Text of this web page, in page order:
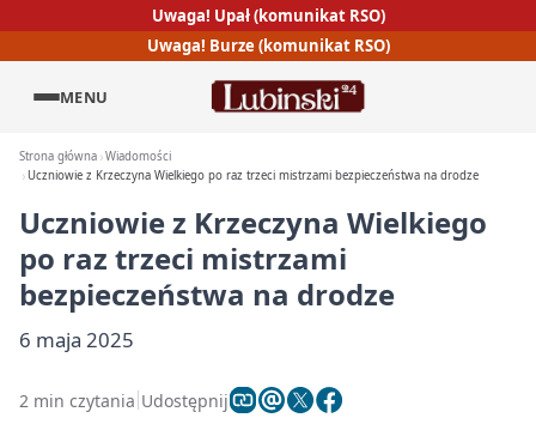
Uwaga! Upał (komunikat RSO)
Uwaga! Burze (komunikat RSO)
MENU
Strona główna Wiadomości
Uczniowie z Krzeczyna Wielkiego po raz trzeci mistrzami bezpieczeństwa na drodze
Uczniowie z Krzeczyna Wielkiego
po raz trzeci mistrzami
bezpieczeństwa na drodze
6 maja 2025
2 min czytania Udostępnij